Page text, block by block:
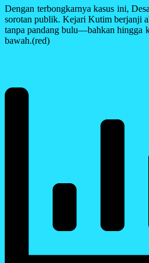
Dengan terbongkarnya kasus ini,
sorotan publik. Kejari Kutim berjanji
tanpa pandang bulu—bahkan hingga
bawah.(red)